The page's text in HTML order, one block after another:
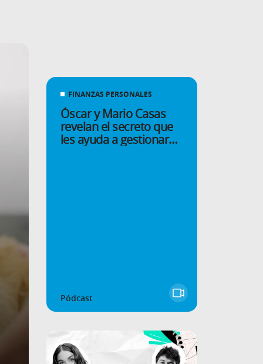
FINANZAS PERSONALES
Óscar y Mario Casas
revelan el secreto que
les ayuda a gestionar
Pódcast